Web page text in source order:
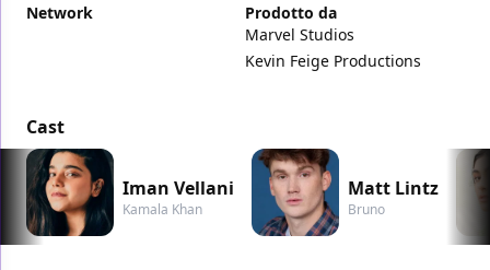
Network
Prodotto da
Marvel Studios
Kevin Feige Productions
Cast
Iman Vellani
Kamala Khan
Matt Lintz
Bruno